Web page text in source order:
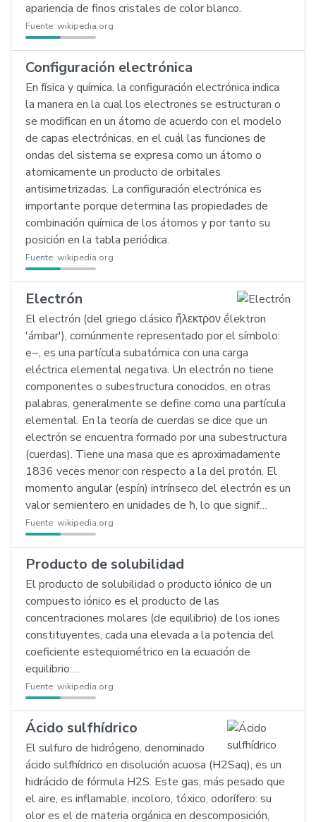
apariencia de finos cristales de color blanco.
Fuente: wikipedia.org
Configuración electrónica
En física y química, la configuración electrónica indica
la manera en la cual los electrones se estructuran o
se modifican en un átomo de acuerdo con el modelo
de capas electrónicas, en el cuál las funciones de
ondas del sistema se expresa como un átomo o
atomicamente un producto de orbitales
antisimetrizadas. La configuración electrónica es
importante porque determina las propiedades de
combinación química de los átomos y por tanto su
posición en la tabla periódica.
Fuente: wikipedia.org
Electrón
El electrón (del griego clásico ἤλεκτρον ḗlektron
'ámbar'), comúnmente representado por el símbolo:
e−, es una partícula subatómica con una carga
eléctrica elemental negativa. Un electrón no tiene
componentes o subestructura conocidos, en otras
palabras, generalmente se define como una partícula
elemental. En la teoría de cuerdas se dice que un
electrón se encuentra formado por una subestructura
(cuerdas). Tiene una masa que es aproximadamente
1836 veces menor con respecto a la del protón. El
momento angular (espín) intrínseco del electrón es un
valor semientero en unidades de ħ, lo que signif…
Fuente: wikipedia.org
Producto de solubilidad
El producto de solubilidad o producto iónico de un
compuesto iónico es el producto de las
concentraciones molares (de equilibrio) de los iones
constituyentes, cada una elevada a la potencia del
coeficiente estequiométrico en la ecuación de
equilibrio:…
Fuente: wikipedia.org
Ácido sulfhídrico
El sulfuro de hidrógeno, denominado
ácido sulfhídrico en disolución acuosa (H2Saq), es un
hidrácido de fórmula H2S. Este gas, más pesado que
el aire, es inflamable, incoloro, tóxico, odorífero: su
olor es el de materia orgánica en descomposición,